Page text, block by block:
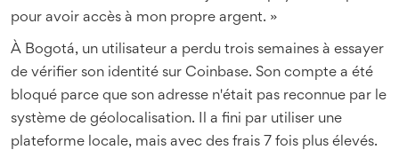
pour avoir accès à mon propre argent. »
À Bogotá, un utilisateur a perdu trois semaines à essayer
de vérifier son identité sur Coinbase. Son compte a été
bloqué parce que son adresse n'était pas reconnue par le
système de géolocalisation. Il a fini par utiliser une
plateforme locale, mais avec des frais 7 fois plus élevés.